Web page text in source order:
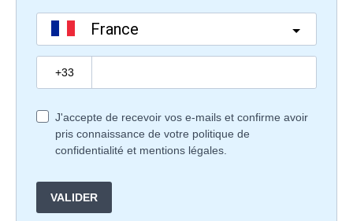
France
J'accepte de recevoir vos e-mails et confirme avoir
pris connaissance de votre politique de
confidentialité et mentions légales.
VALIDER